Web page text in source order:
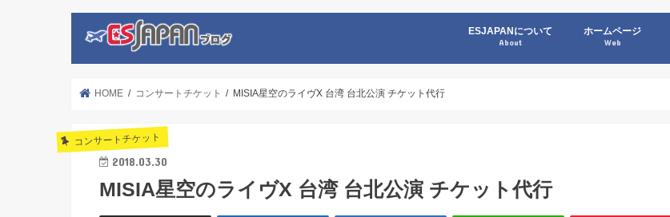
ESJAPANについて
About
ホームページ
Web
HOME コンサートチケット MISIA星空のライヴX 台湾 台北公演 チケット代行
コンサートチケット
2018.03.30
MISIA星空のライヴX 台湾 台北公演 チケット代行